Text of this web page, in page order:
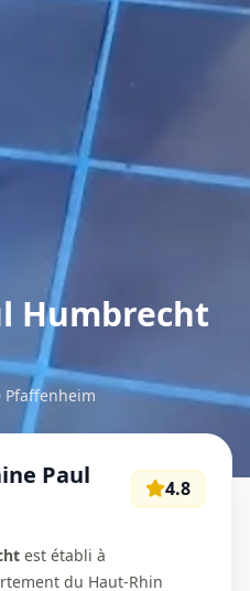
Humbrecht
Pfaffenheim
Paul
4.8
est établi à
du Haut-Rhin